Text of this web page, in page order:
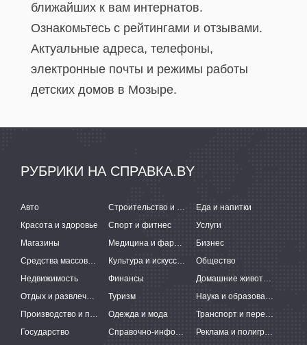
ближайших к вам интернатов.
Ознакомьтесь с рейтингами и отзывами.
Актуальные адреса, телефоны,
электронные почты и режимы работы
детских домов в Мозыре.
РУБРИКИ НА СПРАВКА.BY
Авто Строительство и ремонт
Еда и напитки
Красота и здоровье
Спорт и фитнес
Услуги
Магазины
Медицина и фармацевтика
Бизнес
Средства массовой информации
Культура и искусство
Общество
Недвижимость
Финансы
Домашние животные
Отдых и развлечения
Туризм
Наука и образование
Производство и поставки
Одежда и мода
Транспорт и перевозки
Государство
Справочно-информационные системы Реклама и полиграфия